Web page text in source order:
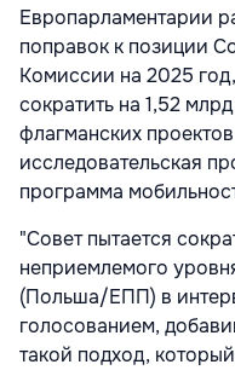
Европарламентарии
поправок к позиции
Комиссии на 2025
сократить на 1,52
флагманских
исследовательская
программа
"Совет пытается
неприемлемого
(Польша/ЕПП) в
голосованием,
такой подход,